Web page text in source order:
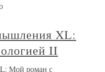
XL:
II
Мой роман с